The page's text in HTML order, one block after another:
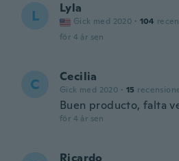
L Lyla
Gick med 2020 · 104
för 4 år sen
C Cecilia
Gick med 2020 · 15
Buen producto, falta
för 4 år sen
Ricardo